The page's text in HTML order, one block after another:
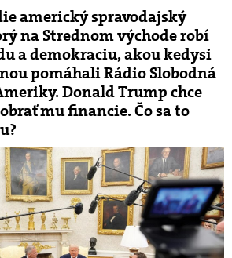
americký spravodajský
na Strednom východe robí
a demokraciu, akou kedysi
pomáhali Rádio Slobodná
Donald Trump chce
mu financie. Čo sa to